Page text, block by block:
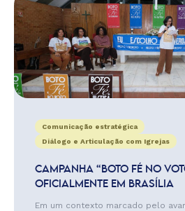
Comunicação estratégica
Diálogo e Articulação com Igrejas
CAMPANHA “BOTO FÉ NO
OFICIALMENTE EM BRASÍLIA
Em um contexto marcado pelo